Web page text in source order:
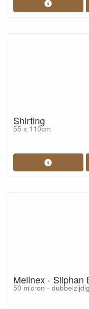
Shirting
55 x 110cm
Melinex - Silphan
50 micron -